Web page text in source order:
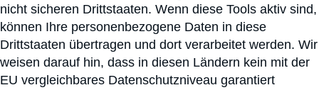
nicht sicheren Drittstaaten. Wenn diese Tools aktiv sind,
können Ihre personenbezogene Daten in diese
Drittstaaten übertragen und dort verarbeitet werden. Wir
weisen darauf hin, dass in diesen Ländern kein mit der
EU vergleichbares Datenschutzniveau garantiert